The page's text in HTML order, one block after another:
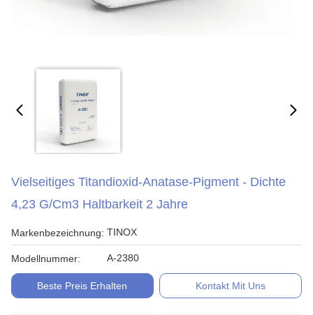
Vielseitiges Titandioxid-Anatase-Pigment - Dichte
4,23 G/cm3 Haltbarkeit 2 Jahre
Markenbezeichnung: TINOX
Modellnummer: A-2380
Beste Preis Erhalten Kontakt Mit Uns